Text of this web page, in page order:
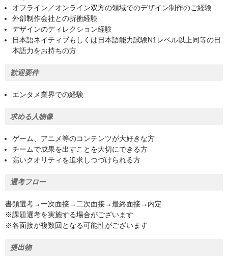
オフライン／オンライン双方の領域でのデザイン制作のご経験
外部制作会社との折衝経験
デザインのディレクション経験
日本語ネイティブもしくは日本語能力試験N1レベル以上同等の日
本語力をお持ちの方
歓迎要件
エンタメ業界での経験
求める人物像
ゲーム、アニメ等のコンテンツが大好きな方
チームで成果を出すことを大切にできる方
高いクオリティを追求しつづけられる方
選考フロー
書類選考→一次面接→二次面接→最終面接→内定
※課題選考を実施する場合がございます
※各面接が複数回となる可能性がございます
提出物